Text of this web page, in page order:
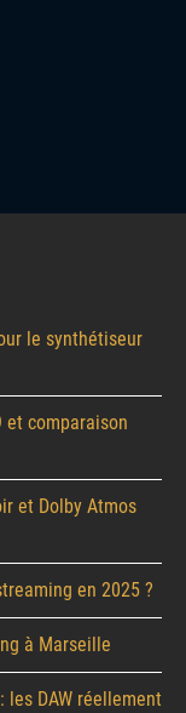
le synthétiseur
et comparaison
et Dolby Atmos
en 2025 ?
à Marseille
les DAW réellement